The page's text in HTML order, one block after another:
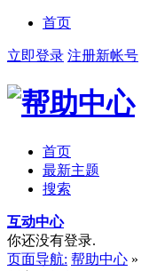
首页
立即登录 注册新帐号
首页
最新主题
搜索
互动中心
你还没有登录.
页面导航: 帮助中心 »